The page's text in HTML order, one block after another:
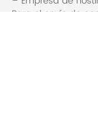
Para el envío de